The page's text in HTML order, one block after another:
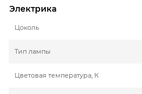
Электрика
Цоколь
Тип лампы
Цветовая температура, К